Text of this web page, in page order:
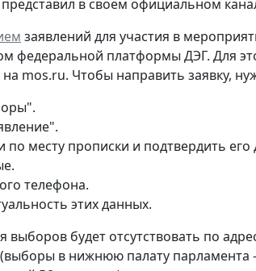
в своем официальном
заявлений для участия в
федеральной платформы ДЭГ. Для
mos.ru. Чтобы направить заявку,
месту прописки и подтвердить его
телефона.
этих данных.
выборов будет отсутствовать по
в нижнюю палату парламента